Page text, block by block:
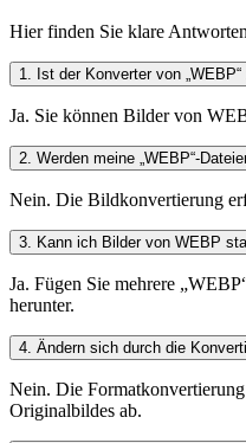
Hier finden Sie klare
1. Ist der Konverter von
Ja. Sie können Bilder von
2. Werden meine „WEBP“-
Nein. Die Bildkonvertierung
3. Kann ich Bilder von WEBP
Ja. Fügen Sie mehrere
herunter.
4. Ändern sich durch die
Nein. Die
Originalbildes ab.